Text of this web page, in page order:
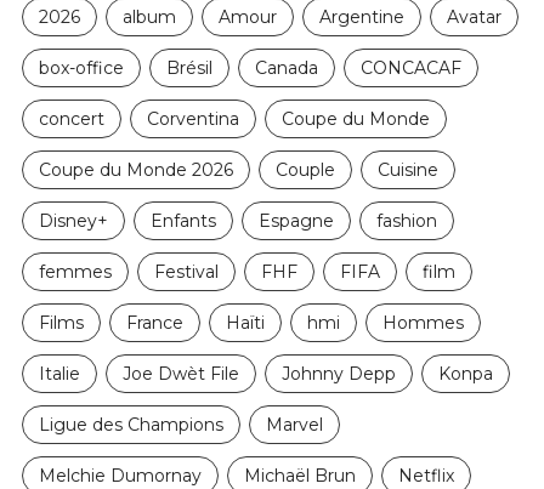
2026 album Amour Argentine Avatar
box-office Brésil Canada CONCACAF
concert Corventina Coupe du Monde
Coupe du Monde 2026 Couple Cuisine
Disney+ Enfants Espagne fashion
femmes Festival FHF FIFA film
Films France Haïti hmi Hommes
Italie Joe Dwèt File Johnny Depp Konpa
Ligue des Champions Marvel
Melchie Dumornay Michaël Brun Netflix